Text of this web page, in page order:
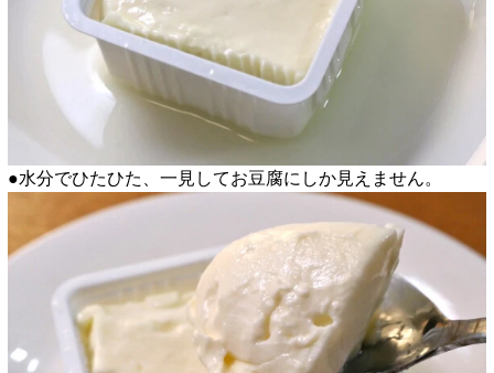
●水分でひたひた、一見してお豆腐にしか見えません。